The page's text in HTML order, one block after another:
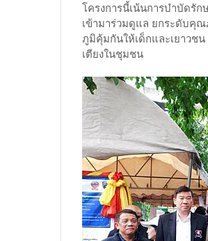
โครงการนี้เน้นการบำบัดรั
เข้ามาร่วมดูแล ยกระดับคุณ
ภูมิคุ้มกันให้เด็กและเยาวช
เตียงในชุมชน